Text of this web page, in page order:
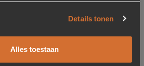
Details tonen
Alles toestaan